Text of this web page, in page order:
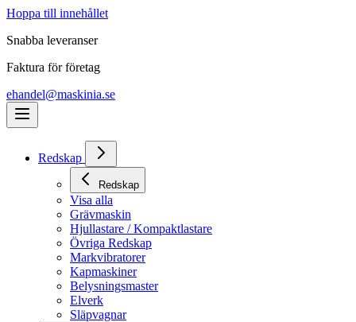
Hoppa till innehållet
Snabba leveranser
Faktura för företag
ehandel@maskinia.se
Redskap
Redskap
Visa alla
Grävmaskin
Hjullastare / Kompaktlastare
Övriga Redskap
Markvibratorer
Kapmaskiner
Belysningsmaster
Elverk
Släpvagnar